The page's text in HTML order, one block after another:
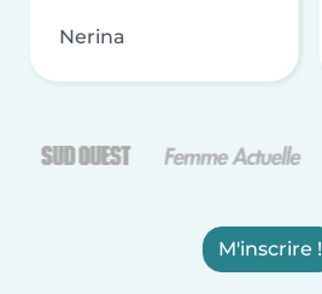
Nerina
M'inscrire !